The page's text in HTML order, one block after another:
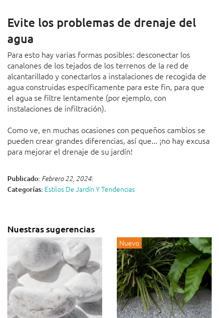
Evite los problemas de drenaje del
agua
Para esto hay varias formas posibles: desconectar los
canalones de los tejados de los terrenos de la red de
alcantarillado y conectarlos a instalaciones de recogida de
agua construidas específicamente para este fin, para que
el agua se filtre lentamente (por ejemplo, con
instalaciones de infiltración).
Como ve, en muchas ocasiones con pequeños cambios se
pueden crear grandes diferencias, así que... ¡no hay excusa
para mejorar el drenaje de su jardín!
Publicado: Febrero 22, 2024
Categorías: Estilos De Jardín Y Tendencias
Nuestras sugerencias
Nuevo